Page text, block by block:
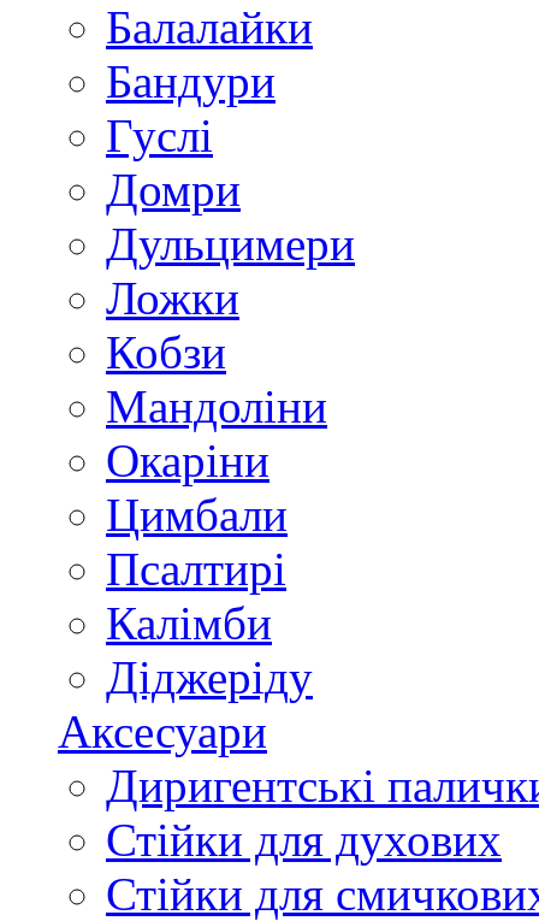
Балалайки
Бандури
Гуслі
Домри
Дульцимери
Ложки
Кобзи
Мандоліни
Окаріни
Цимбали
Псалтирі
Калімби
Діджеріду
Аксесуари
Диригентські
Стійки для духових
Стійки для